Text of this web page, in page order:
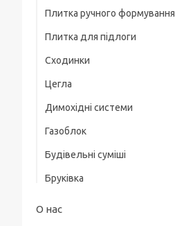
Плитка ручного формування
Плитка для підлоги
Сходинки
Цегла
Димохідні системи
Газоблок
Будівельні суміші
Бруківка
О нас